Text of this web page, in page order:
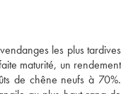
les plus tardives
maturité, un rendement
de chêne neufs à 70%.